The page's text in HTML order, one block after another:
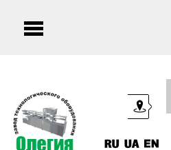
Main